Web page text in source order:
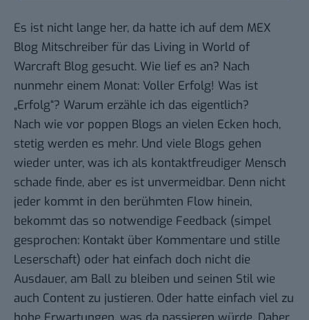
Es ist nicht lange her, da hatte ich auf dem MEX
Blog Mitschreiber für das Living in World of
Warcraft Blog gesucht. Wie lief es an? Nach
nunmehr einem Monat: Voller Erfolg! Was ist
„Erfolg“? Warum erzähle ich das eigentlich?
Nach wie vor poppen Blogs an vielen Ecken hoch,
stetig werden es mehr. Und viele Blogs gehen
wieder unter, was ich als kontaktfreudiger Mensch
schade finde, aber es ist unvermeidbar. Denn nicht
jeder kommt in den berühmten Flow hinein,
bekommt das so notwendige Feedback (simpel
gesprochen: Kontakt über Kommentare und stille
Leserschaft) oder hat einfach doch nicht die
Ausdauer, am Ball zu bleiben und seinen Stil wie
auch Content zu justieren. Oder hatte einfach viel zu